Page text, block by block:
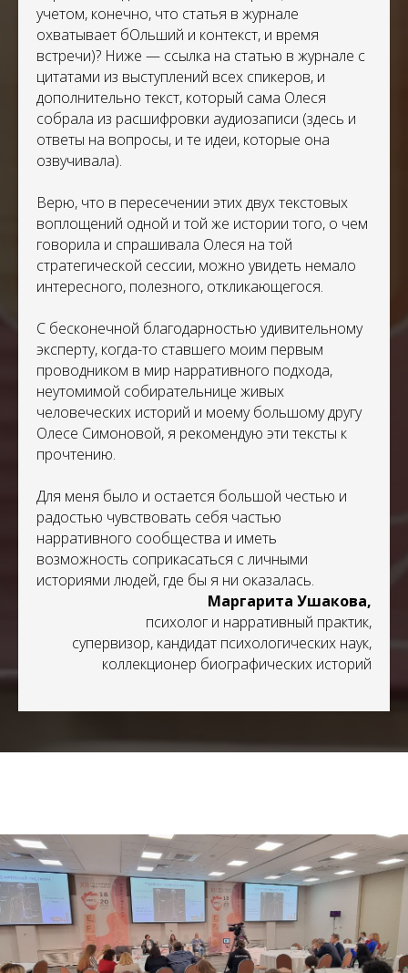
учетом, конечно, что статья в журнале
охватывает бОльший и контекст, и время
встречи)? Ниже — ссылка на статью в журнале с
цитатами из выступлений всех спикеров, и
дополнительно текст, который сама Олеся
собрала из расшифровки аудиозаписи (здесь и
ответы на вопросы, и те идеи, которые она
озвучивала).
Верю, что в пересечении этих двух текстовых
воплощений одной и той же истории того, о чем
говорила и спрашивала Олеся на той
стратегической сессии, можно увидеть немало
интересного, полезного, откликающегося.
С бесконечной благодарностью удивительному
эксперту, когда-то ставшего моим первым
проводником в мир нарративного подхода,
неутомимой собирательнице живых
человеческих историй и моему большому другу
Олесе Симоновой, я рекомендую эти тексты к
прочтению.
Для меня было и остается большой честью и
радостью чувствовать себя частью
нарративного сообщества и иметь
возможность соприкасаться с личными
историями людей, где бы я ни оказалась.
Маргарита Ушакова,
психолог и нарративный практик,
супервизор, кандидат психологических наук,
коллекционер биографических историй